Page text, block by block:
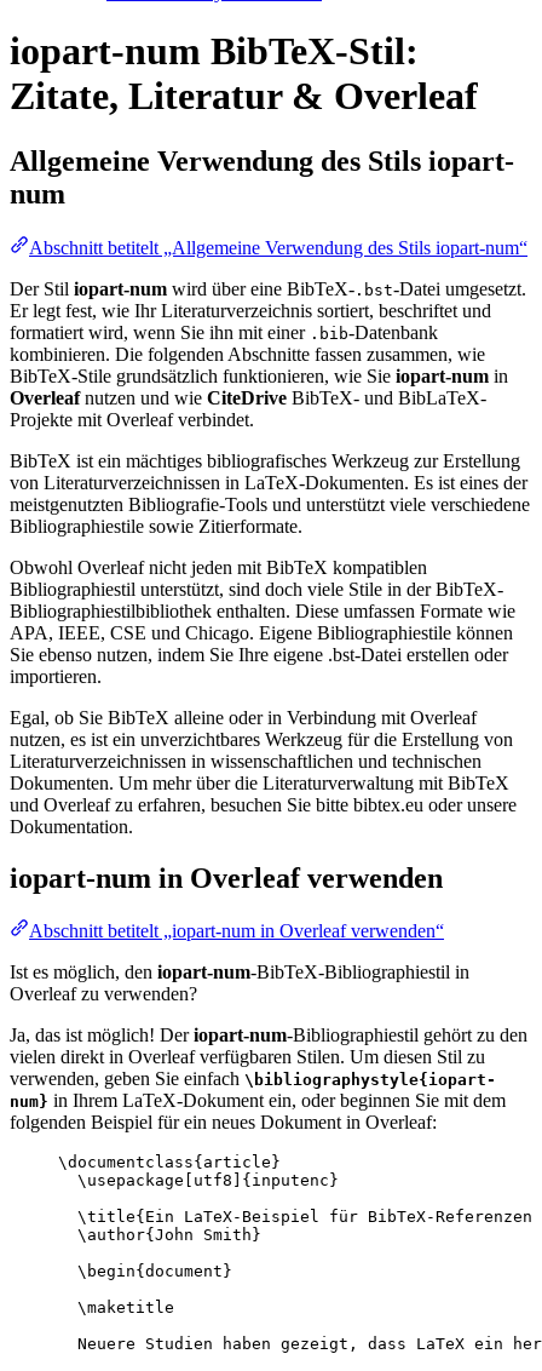
iopart-num BibTeX-Stil:
Zitate, Literatur & Overleaf
Allgemeine Verwendung des Stils iopart-
num
Abschnitt betitelt „Allgemeine Verwendung des Stils iopart-num“
Der Stil iopart-num wird über eine BibTeX- .bst-Datei umgesetzt.
Er legt fest, wie Ihr Literaturverzeichnis sortiert, beschriftet und
formatiert wird, wenn Sie ihn mit einer .bib-Datenbank
kombinieren. Die folgenden Abschnitte fassen zusammen, wie
BibTeX-Stile grundsätzlich funktionieren, wie Sie iopart-num in
Overleafnutzen und wie CiteDrive BibTeX- und BibLaTeX-
Projekte mit Overleaf verbindet.
BibTeX ist ein mächtiges bibliografisches Werkzeug zur Erstellung
von Literaturverzeichnissen in LaTeX-Dokumenten. Es ist eines der
meistgenutzten Bibliografie-Tools und unterstützt viele verschiedene
Bibliographiestile sowie Zitierformate.
Obwohl Overleaf nicht jeden mit BibTeX kompatiblen
Bibliographiestil unterstützt, sind doch viele Stile in der BibTeX-
Bibliographiestilbibliothek enthalten. Diese umfassen Formate wie
APA, IEEE, CSE und Chicago. Eigene Bibliographiestile können
Sie ebenso nutzen, indem Sie Ihre eigene .bst-Datei erstellen oder
importieren.
Egal, ob Sie BibTeX alleine oder in Verbindung mit Overleaf
nutzen, es ist ein unverzichtbares Werkzeug für die Erstellung von
Literaturverzeichnissen in wissenschaftlichen und technischen
Dokumenten. Um mehr über die Literaturverwaltung mit BibTeX
und Overleaf zu erfahren, besuchen Sie bitte bibtex.eu oder unsere
Dokumentation.
iopart-num in Overleaf verwenden
Abschnitt betitelt „iopart-num in Overleaf verwenden“
Ist es möglich, den iopart-num-BibTeX-Bibliographiestil in
Overleaf zu verwenden?
Ja, das ist möglich! Deriopart-num-Bibliographiestil gehört zu den
vielen direkt in Overleaf verfügbaren Stilen. Um diesen Stil zu
verwenden, geben Sie einfach \bibliographystyle{iopart-
num} in Ihrem LaTeX-Dokument ein, oder beginnen Sie mit dem
folgenden Beispiel für ein neues Dokument in Overleaf:
\documentclass{ article }
\usepackage
utf8 ]{ inputenc }
\title{Ein LaTeX-Beispiel für BibTeX-
\author{John Smith}
\begin{ document }
\maketitle
Neuere Studien haben gezeigt, dass LaTeX ein